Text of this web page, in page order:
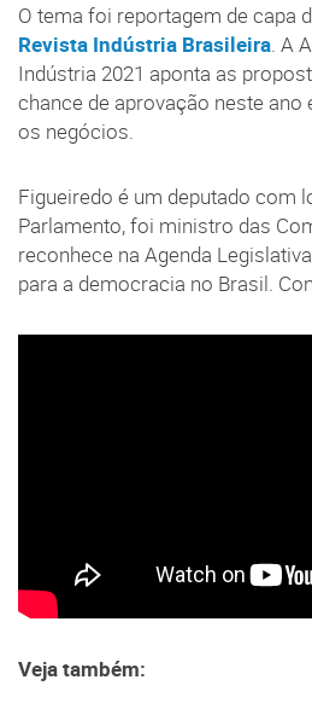
O tema foi reportagem de capa
Revista Indústria Brasileira. A
Indústria 2021 aponta as
chance de aprovação neste
os negócios.
Figueiredo é um deputado com
Parlamento, foi ministro das
reconhece na Agenda
para a democracia no Brasil.
Veja também: